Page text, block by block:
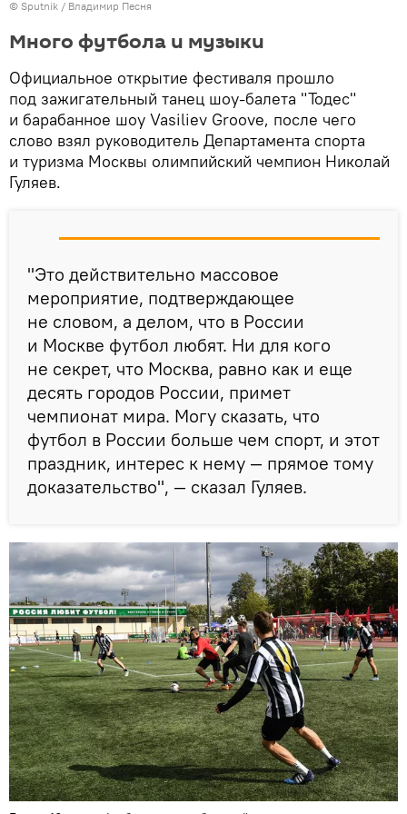
© Sputnik / Владимир Песня
Много футбола и музыки
Официальное открытие фестиваля прошло
под зажигательный танец шоу-балета "Тодес"
и барабанное шоу Vasiliev Groove, после чего
слово взял руководитель Департамента спорта
и туризма Москвы олимпийский чемпион Николай
Гуляев.
"Это действительно массовое
мероприятие, подтверждающее
не словом, а делом, что в России
и Москве футбол любят. Ни для кого
не секрет, что Москва, равно как и еще
десять городов России, примет
чемпионат мира. Могу сказать, что
футбол в России больше чем спорт, и этот
праздник, интерес к нему — прямое тому
доказательство", — сказал Гуляев.